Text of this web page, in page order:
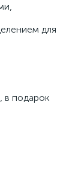
для
в подарок